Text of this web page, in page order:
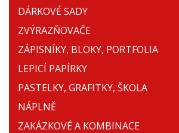
DÁRKOVÉ SADY
ZVÝRAZŇOVAČE
ZÁPISNÍKY, BLOKY, PORTFOLIA
LEPICÍ PAPÍRKY
PASTELKY, GRAFITKY, ŠKOLA
NÁPLNĚ
ZAKÁZKOVÉ A KOMBINACE